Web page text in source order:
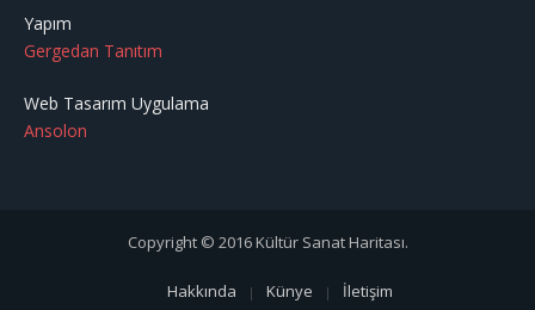
Yapım
Gergedan Tanıtım
Web Tasarım Uygulama
Ansolon
Copyright © 2016 Kültür Sanat Haritası.
Hakkında Künye İletişim